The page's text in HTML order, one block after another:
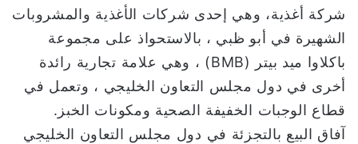
شركة أغذية، وهي إحدى شركات الأغذية والمشروبات
الشهيرة في أبو ظبي ، بالاستحواذ على مجموعة
باكلاوا ميد بيتر (BMB) ، وهي علامة تجارية رائدة
أخرى في دول مجلس التعاون الخليجي ، وتعمل في
قطاع الوجبات الخفيفة الصحية ومكونات الخبز.
آفاق البيع بالتجزئة في دول مجلس التعاون الخليجي